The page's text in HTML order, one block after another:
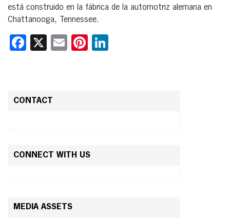
está construido en la fábrica de la automotriz alemana en
Chattanooga, Tennessee.
Facebook
X EmailPinterest
CONTACT
CONNECT WITH US
MEDIA ASSETS